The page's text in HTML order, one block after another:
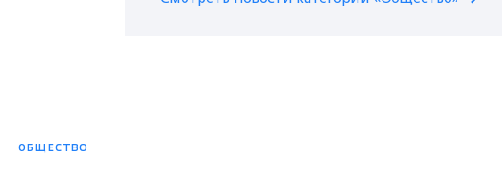
ОБЩЕСТВО